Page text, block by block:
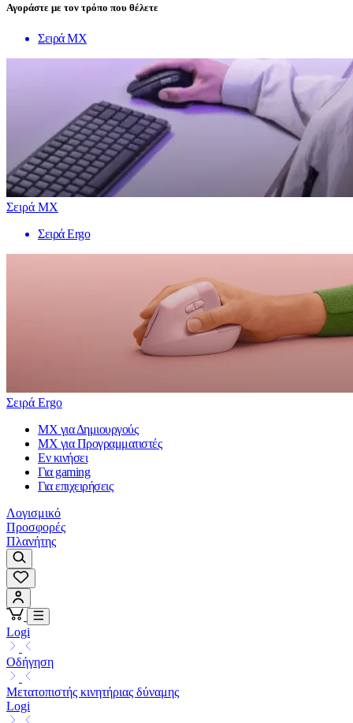
Αγοράστε με τον τρόπο που θέλετε
Σειρά MX
Σειρά MX
Σειρά Ergo
Σειρά Ergo
MX για Δημιουργούς
MX για Προγραμματιστές
Εν κινήσει
Για gaming
Για επιχειρήσεις
Λογισμικό
Προσφορές
Πλανήτης
Logi
Οδήγηση
Μετατοπιστής κινητήριας δύναμης
Logi